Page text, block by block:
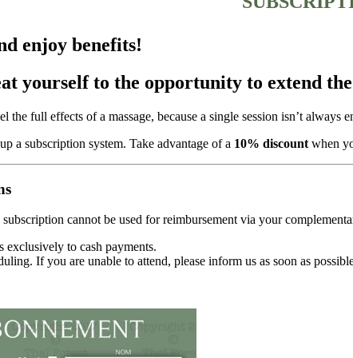
enjoy benefits!
yourself to the opportunity to extend
the full effects of a massage, because a single session isn’t
a subscription system. Take advantage of a 10% discount when
subscription cannot be used for reimbursement via your
exclusively to cash payments.
If you are unable to attend, please inform us as soon as